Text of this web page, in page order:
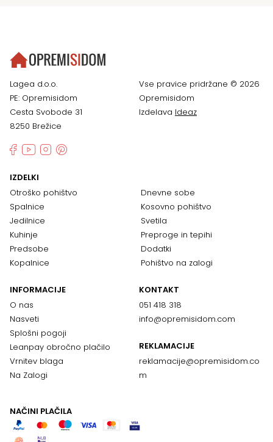
Lagea d.o.o.
PE: Opremisidom
Cesta Svobode 31
8250 Brežice
Vse pravice pridržane © 2026
Opremisidom
Izdelava Ideaz
IZDELKI
Otroško pohištvo
Spalnice
Jedilnice
Kuhinje
Predsobe
Kopalnice
Dnevne sobe
Kosovno pohištvo
Svetila
Preproge in tepihi
Dodatki
Pohištvo na zalogi
INFORMACIJE
O nas
Nasveti
Splošni pogoji
Leanpay obročno plačilo
Vrnitev blaga
Na Zalogi
KONTAKT
051 418 318
info@opremisidom.com
REKLAMACIJE
reklamacije@opremisidom.co
m
NAČINI PLAČILA